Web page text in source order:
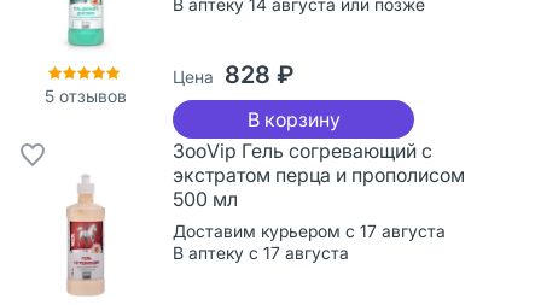
5 отзывов
Цена 828 ₽
В корзину
ЗооVip Гель согревающий с
экстратом перца и прополисом
500 мл
Доставим курьером с 17 августа
В аптеку с 17 августа